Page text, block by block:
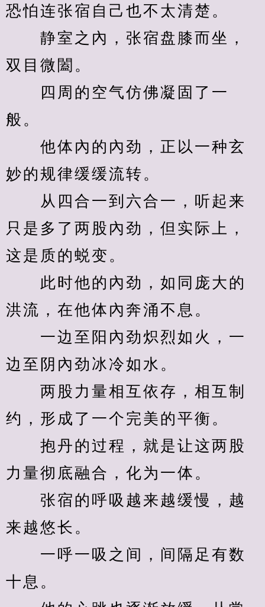
恐怕连张宿自己也不太清楚。
静室之內，张宿盘膝而坐，
双目微闔。
四周的空气仿佛凝固了一
般。
他体內的內劲，正以一种玄
妙的规律缓缓流转。
从四合一到六合一，听起来
只是多了两股內劲，但实际上，
这是质的蜕变。
此时他的內劲，如同庞大的
洪流，在他体內奔涌不息。
一边至阳內劲炽烈如火，一
边至阴內劲冰冷如水。
两股力量相互依存，相互制
约，形成了一个完美的平衡。
抱丹的过程，就是让这两股
力量彻底融合，化为一体。
张宿的呼吸越来越缓慢，越
来越悠长。
一呼一吸之间，间隔足有数
十息。